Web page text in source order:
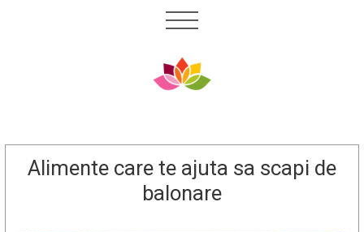
Alimente care te ajuta sa scapi de
balonare